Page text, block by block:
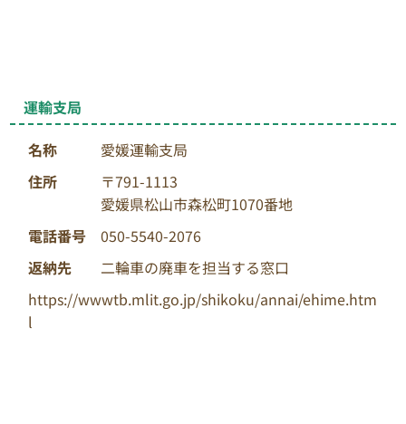
運輸支局
名称
愛媛運輸支局
住所
〒791-1113
愛媛県松山市森松町1070番地
電話番号
050-5540-2076
返納先
二輪車の廃車を担当する窓口
https://wwwtb.mlit.go.jp/shikoku/annai/ehime.htm
l